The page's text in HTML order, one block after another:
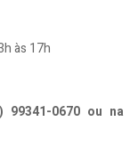
às 17h
99341-0670 ou na